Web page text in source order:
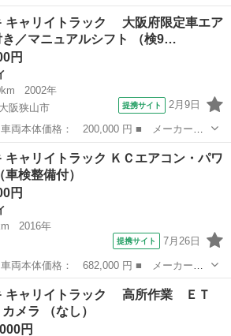
： キャリイトラック ■ グレード名：
蔵冷凍車・－５度設定・片側スライドド
ャリイ
キャリイトラック 大阪府限定車エア
き／マニュアルシフト （検9…
円
2002年
阪狭山市
提携サイト 2月9日
キャリイトラック ■ グレード名：
／マニュアルシフト ■ 排気量： 660cc
キャリイ
キャリイトラック ＫＣエアコン・パワ
車検整備付）
円
2016年
提携サイト 7月26日
キャリイトラック ■ グレード名： Ｋ
排気量： 660cc ■ ドア枚数： 2D ■ ミ
リイ
キャリイトラック 高所作業 ＥＴ
メラ （なし）
円